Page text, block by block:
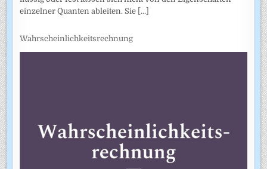
einzelner Quanten ableiten. Sie [...]
Wahrscheinlichkeitsrechnung